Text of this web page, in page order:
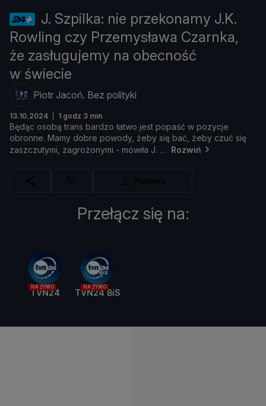
J. Szpilka: nie przekonamy J.K.
Rowling czy Przemysława Czarnka,
że zasługujemy na obecność
w świecie
Piotr Jacoń. Bez polityki
13.10.2024 1 godz 3 min
Będąc osobątrans bardzo łatwo jest popaść w pozycje
obronne. Mamy dobre powody, żeby się bać, żeby czuć się
zaszczutymi, zagrożonymi - mówiła J. Rozwiń
Przełącz się na:
NA ŻYWO
TVN24
NA ŻYWO
TVN24 BiS